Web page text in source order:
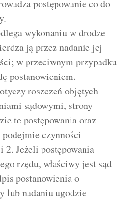
postępowanie co do
wykonaniu w drodze
ją przez nadanie jej
w przeciwnym przypadku
postanowieniem.
roszczeń objętych
sądowymi, strony
te postępowania oraz
czynności
2. Jeżeli postępowania
rzędu, właściwy jest sąd
postanowienia o
lub nadaniu ugodzie